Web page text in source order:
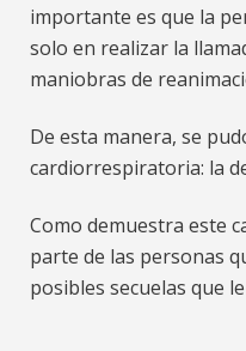
importante es que la
solo en realizar la
maniobras de
De esta manera, se
cardiorrespiratoria: la
Como demuestra este
parte de las personas
posibles secuelas que